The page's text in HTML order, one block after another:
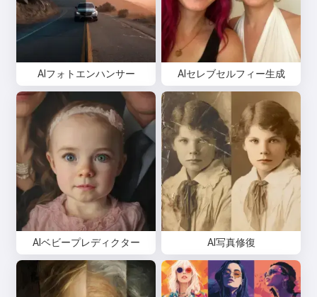
AIフォトエンハンサー AIセレブセルフィー生成
AIベビープレディクター AI写真修復